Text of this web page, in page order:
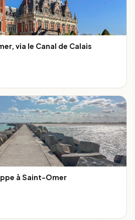
via le Canal de Calais
à Saint-Omer